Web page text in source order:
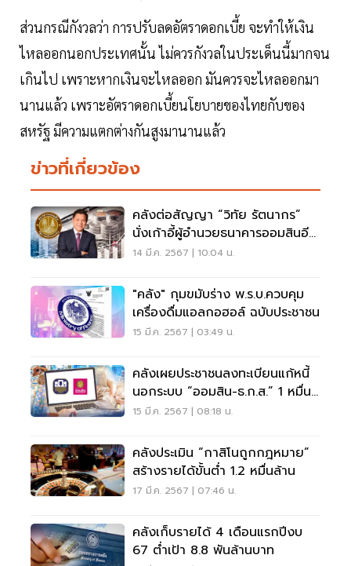
ส่วนกรณีกังวลว่า การปรับลดอัตราดอกเบี้ย จะทำให้เงิน
ไหลออกนอกประเทศนั้น ไม่ควรกังวลในประเด็นนี้มากจน
เกินไป เพราะหากเงินจะไหลออก มันควรจะไหลออกมา
นานแล้ว เพราะอัตราดอกเบี้ยนโยบายของไทยกับของ
สหรัฐ มีความแตกต่างกันสูงมานานแล้ว
ข่าวที่เกี่ยวข้อง
คลังต่อสัญญา “วิทัย รัตนากร”
นั่งเก้าอี้ผู้อำนวยธนาคารออมสินอีก
4 ปี
14 มี.ค. 2567 | 10:04 น.
"คลัง" กุมขมับร่าง พ.ร.บ.ควบคุม
เครื่องดื่มแอลกอฮอล์ ฉบับประชาชน
15 มี.ค. 2567 | 03:49 น.
คลังเผยประชาชนลงทะเบียนแก้หนี้
นอกระบบ “ออมสิน-ธ.ก.ส.” 1 หมื่น
ราย
15 มี.ค. 2567 | 08:18 น.
คลังประเมิน “กาสิโนถูกกฎหมาย”
สร้างรายได้ขั้นต่ำ 1.2 หมื่นล้าน
17 มี.ค. 2567 | 07:46 น.
คลังเก็บรายได้ 4 เดือนแรกปีงบ
67 ต่ำเป้า 8.8 พันล้านบาท